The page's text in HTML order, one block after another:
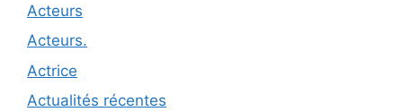
Acteurs
Acteurs.
Actrice
Actualités récentes